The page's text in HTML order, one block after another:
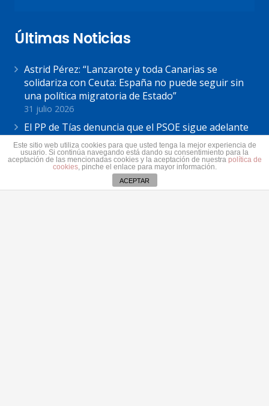
Últimas Noticias
Astrid Pérez: “Lanzarote y toda Canarias se
solidariza con Ceuta: España no puede seguir sin
una política migratoria de Estado”
31 julio 2026
El PP de Tías denuncia que el PSOE sigue adelante
con la antena de Masdache pese al rechazo vecinal
31 julio 2026
El Cabildo de Lanzarote y La Graciosa actualiza el
plan estratégico de subvenciones 2026-2028
Este sitio web utiliza cookies para que usted tenga la mejor experiencia de
usuario. Si continúa navegando está dando su consentimiento para la
aceptación de las mencionadas cookies y la aceptación de nuestra política de
cookies, pinche el enlace para mayor información.
ACEPTAR